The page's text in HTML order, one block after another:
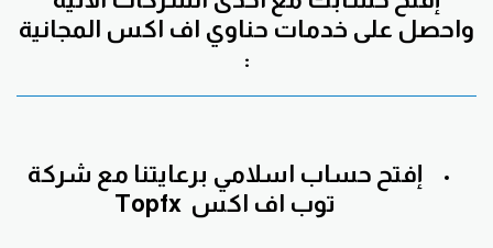
واحصل على خدمات حناوي اف اكس المجانية
:
إفتح حساب اسلامي برعايتنا مع شركة
توب اف اكس Topfx